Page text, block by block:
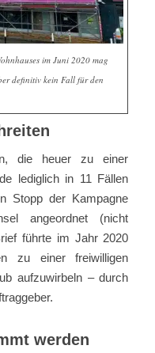
im Juni 2020 mag
definitiv kein Fall für den
die heuer zu einer
lediglich in 11 Fällen
Stopp der Kampagne
angeordnet (nicht
führte im Jahr 2020
zu einer freiwilligen
aufzuwirbeln – durch
werden